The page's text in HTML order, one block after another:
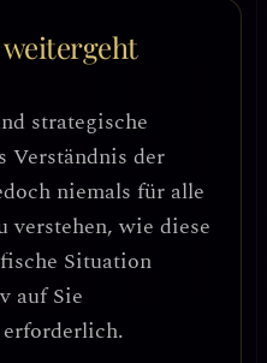
weitergeht
strategische
Verständnis der
niemals für alle
verstehen, wie diese
Situation
auf Sie